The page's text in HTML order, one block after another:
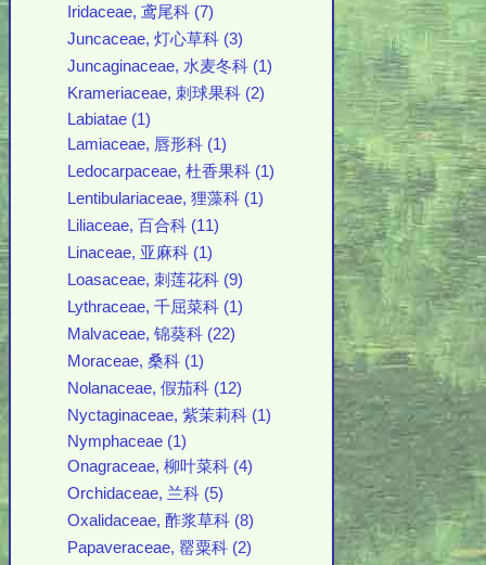
Iridaceae, 鸢尾科 (7)
Juncaceae, 灯心草科 (3)
Juncaginaceae, 水麦冬科 (1)
Krameriaceae, 刺球果科 (2)
Labiatae (1)
Lamiaceae, 唇形科 (1)
Ledocarpaceae, 杜香果科 (1)
Lentibulariaceae, 狸藻科 (1)
Liliaceae, 百合科 (11)
Linaceae, 亚麻科 (1)
Loasaceae, 刺莲花科 (9)
Lythraceae, 千屈菜科 (1)
Malvaceae, 锦葵科 (22)
Moraceae, 桑科 (1)
Nolanaceae, 假茄科 (12)
Nyctaginaceae, 紫茉莉科 (1)
Nymphaceae (1)
Onagraceae, 柳叶菜科 (4)
Orchidaceae, 兰科 (5)
Oxalidaceae, 酢浆草科 (8)
Papaveraceae, 罂粟科 (2)